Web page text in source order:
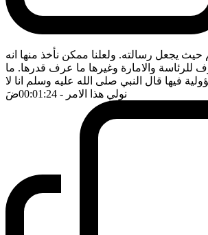
حيث يجعل رسالته. ولعلنا ممكن نأخذ منها انه
للرئاسة والامارة وغيرها ما عرف قدرها. ما
فيها قال النبي صلى الله عليه وسلم انا لا
نولي هذا الامر - 00:01:24 ضَ